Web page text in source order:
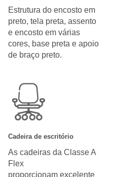
Estrutura do encosto em
preto, tela preta, assento
e encosto em várias
cores, base preta e apoio
de braço preto.
Cadeira de escritório
As cadeiras da Classe A
Flex
proporcionam excelente